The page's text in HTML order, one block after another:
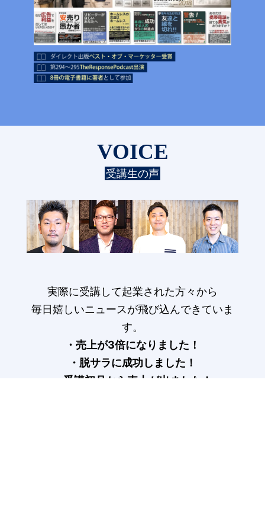
VOICE
受講生の声
実際に受講して起業された方々から
毎日嬉しいニュースが飛び込んできていま
す。
・売上が3倍になりました！
・脱サラに成功しました！
・受講初月から売上が出ました！